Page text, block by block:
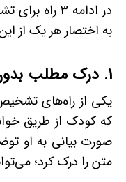
در ادامه 3 راه برای تشخیص این
به اختصار هر یک از
1. درک مطلب بدون خواندن
یکی از راه‌های
که کودک از طریق
صورت بیانی به او
متن را درک کرد؛